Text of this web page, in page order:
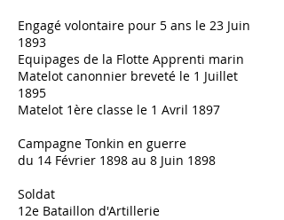
Engagé volontaire pour 5 ans le 23 Juin
1893
Equipages de la Flotte Apprenti marin
Matelot canonnier breveté le 1 Juillet
1895
Matelot 1ère classe le 1 Avril 1897
Campagne Tonkin en guerre
du 14 Février 1898 au 8 Juin 1898
Soldat
12e Bataillon d'Artillerie